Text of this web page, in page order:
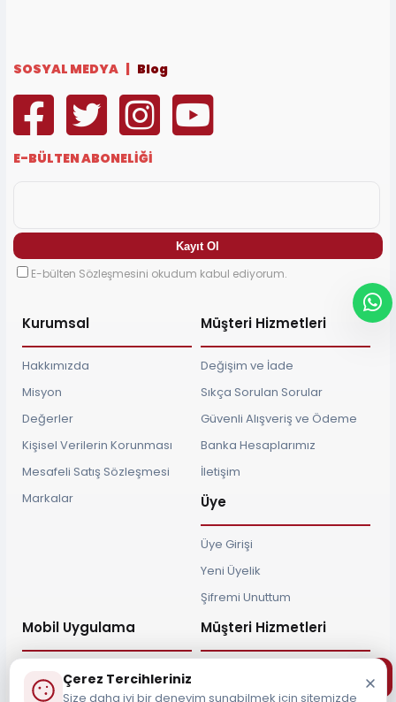
SOSYAL MEDYA | Blog
E-BÜLTEN ABONELİĞİ
E-bülten Sözleşmesini okudum kabul ediyorum.
Kurumsal
Hakkımızda
Misyon
Değerler
Kişisel Verilerin Korunması
Mesafeli Satış Sözleşmesi
Markalar
Müşteri Hizmetleri
Değişim ve İade
Sıkça Sorulan Sorular
Güvenli Alışveriş ve Ödeme
Banka Hesaplarımız
İletişim
Üye
Üye Girişi
Yeni Üyelik
Şifremi Unuttum
Mobil Uygulama Müşteri Hizmetleri
Çerez Tercihleriniz
Size daha iyi bir deneyim sunabilmek için sitemizde